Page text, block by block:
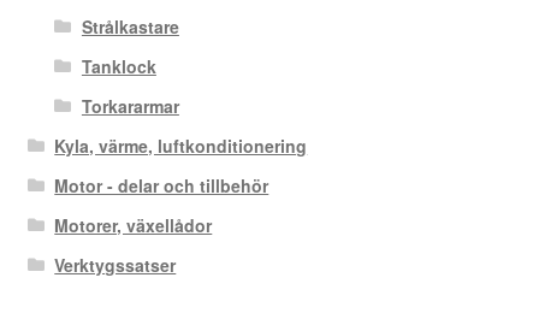
Strålkastare
Tanklock
Torkararmar
Kyla, värme, luftkonditionering
Motor - delar och tillbehör
Motorer, växellådor
Verktygssatser